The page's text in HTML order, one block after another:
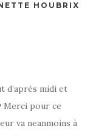
HOUBRIX
d’après midi et
Merci pour ce
va neanmoins à